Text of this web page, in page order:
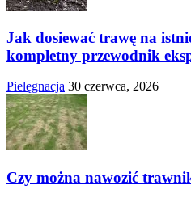
Jak dosiewać trawę na
kompletny przewodnik
Pielęgnacja 30 czerwca, 2026
Czy można nawozić